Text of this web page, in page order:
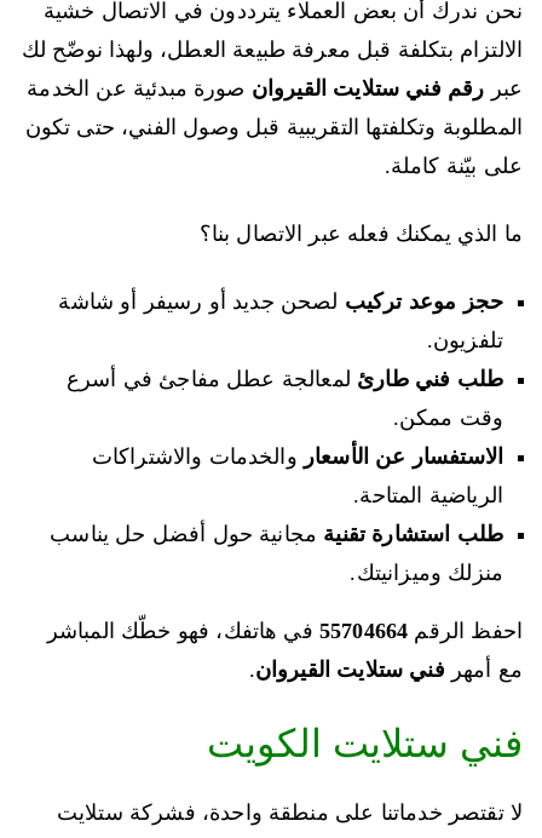
نحن ندرك أن بعض العملاء يترددون في الاتصال خشية
الالتزام بتكلفة قبل معرفة طبيعة العطل، ولهذا نوضّح لك
عبر رقم فني ستلايت القيروان صورة مبدئية عن الخدمة
المطلوبة وتكلفتها التقريبية قبل وصول الفني، حتى تكون
على بيّنة كاملة.
ما الذي يمكنك فعله عبر الاتصال بنا؟
حجز موعد تركيب لصحن جديد أو رسيفر أو شاشة
تلفزيون.
طلب فني طارئ لمعالجة عطل مفاجئ في أسرع
وقت ممكن.
الاستفسار عن الأسعار والخدمات والاشتراكات
الرياضية المتاحة.
طلب استشارة تقنية مجانية حول أفضل حل يناسب
منزلك وميزانيتك.
احفظ الرقم 55704664 في هاتفك، فهو خطّك المباشر
مع أمهر فني ستلايت القيروان.
فني ستلايت الكويت
لا تقتصر خدماتنا على منطقة واحدة، فشركة ستلايت